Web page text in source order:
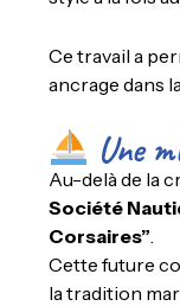
Ce travail a
ancrage dans
Une
Au-delà de la
Société
Corsaires”
Cette future
la tradition